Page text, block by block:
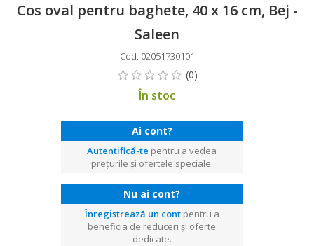
Cos oval pentru baghete, 40 x 16 cm, Bej -
Saleen
Cod: 02051730101
În stoc
Ai cont?
Autentifică-te pentru a vedea
prețurile și ofertele speciale.
Nu ai cont?
Înregistrează un contpentru a
beneficia de reduceri și oferte
dedicate.